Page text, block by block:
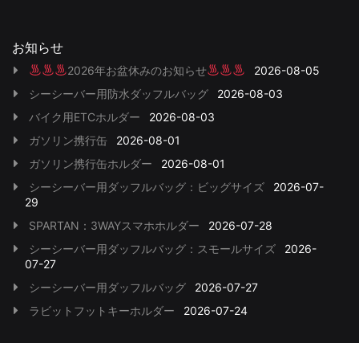
お知らせ
2026年お盆休みのお知らせ
2026-08-05
シーシーバー用防水ダッフルバッグ
2026-08-03
バイク用ETCホルダー
2026-08-03
ガソリン携行缶
2026-08-01
ガソリン携行缶ホルダー
2026-08-01
シーシーバー用ダッフルバッグ：ビッグサイズ
2026-07-
29
SPARTAN：3WAYスマホホルダー
2026-07-28
シーシーバー用ダッフルバッグ：スモールサイズ
2026-
07-27
シーシーバー用ダッフルバッグ
2026-07-27
ラビットフットキーホルダー
2026-07-24